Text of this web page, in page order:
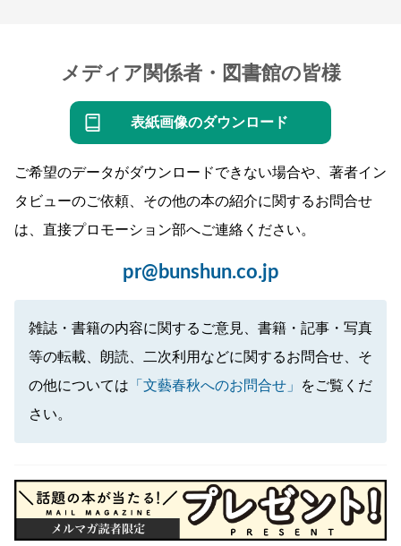
メディア関係者・図書館の皆様
表紙画像のダウンロード
ご希望のデータがダウンロードできない場合や、著者イン
タビューのご依頼、その他の本の紹介に関するお問合せ
は、直接プロモーション部へご連絡ください。
pr@bunshun.co.jp
雑誌・書籍の内容に関するご意見、書籍・記事・写真
等の転載、朗読、二次利用などに関するお問合せ、そ
の他については 「文藝春秋へのお問合せ」
をご覧くだ
さい。